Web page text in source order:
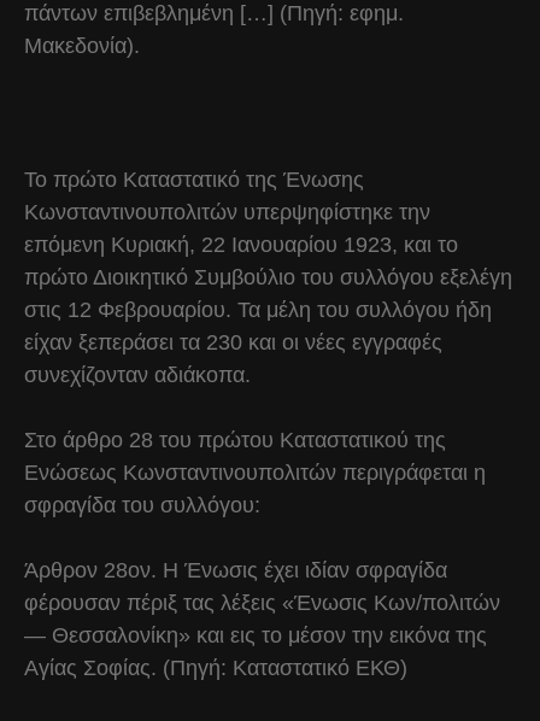
πάντων επιβεβλημένη […] (Πηγή: εφημ.
Μακεδονία).
Το πρώτο Καταστατικό της Ένωσης
Κωνσταντινουπολιτών υπερψηφίστηκε την
επόμενη Κυριακή, 22 Ιανουαρίου 1923, και το
πρώτο Διοικητικό Συμβούλιο του συλλόγου εξελέγη
στις 12 Φεβρουαρίου. Τα μέλη του συλλόγου ήδη
είχαν ξεπεράσει τα 230 και οι νέες εγγραφές
συνεχίζονταν αδιάκοπα.
Στο άρθρο 28 του πρώτου Καταστατικού της
Ενώσεως Κωνσταντινουπολιτών περιγράφεται η
σφραγίδα του συλλόγου:
Άρθρον 28ον. Η Ένωσις έχει ιδίαν σφραγίδα
φέρουσαν πέριξ τας λέξεις «Ένωσις Κων/πολιτών
— Θεσσαλονίκη» και εις το μέσον την εικόνα της
Αγίας Σοφίας. (Πηγή: Καταστατικό ΕΚΘ)